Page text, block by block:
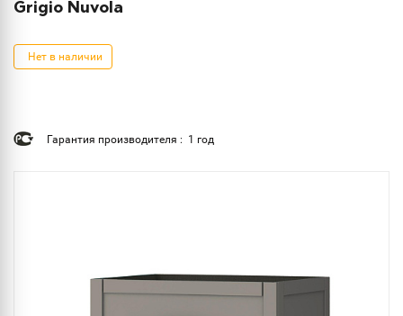
Grigio Nuvola
Нет в наличии
Гарантия производителя : 1 год